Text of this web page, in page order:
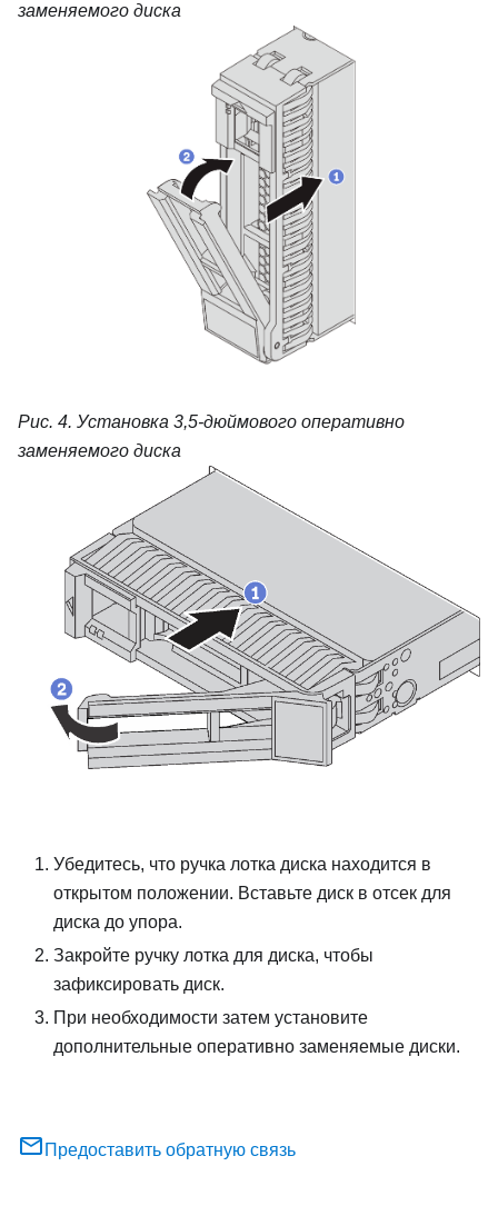
заменяемого диска
Рис. 4. Установка 3,5-дюймового оперативно
заменяемого диска
Убедитесь, что ручка лотка диска находится в
открытом положении. Вставьте диск в отсек для
диска до упора.
Закройте ручку лотка для диска, чтобы
зафиксировать диск.
При необходимости затем установите
дополнительные оперативно заменяемые диски.
Предоставить обратную связь